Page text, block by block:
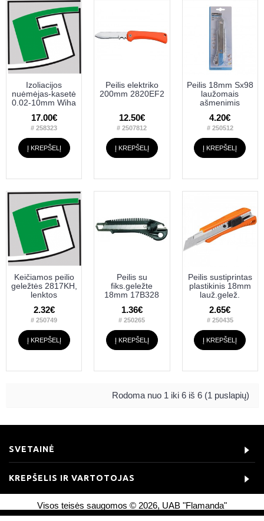
Izoliacijos
nuėmėjas-kasetė
0.02-10mm Wiha
17.00€
# 258323
Į KREPŠELĮ
Peilis elektriko
200mm 2820EF2
12.50€
# 2507812
Į KREPŠELĮ
Peilis 18mm Sx98
laužomais
ašmenimis
4.20€
# 250512
Į KREPŠELĮ
Keičiamos peilio
geležtės 2817KH,
lenktos
2.32€
# 250749
Į KREPŠELĮ
Peilis su
fiks.geležte
18mm 17B328
1.36€
# 250265
Į KREPŠELĮ
Peilis sustiprintas
plastikinis 18mm
lauž.gelež.
2.65€
# 250435
Į KREPŠELĮ
Rodoma nuo 1 iki 6 iš 6 (1 puslapių)
SVETAINĖ
KREPŠELIS IR VARTOTOJAS
Visos teisės saugomos © 2026, UAB "Flamanda"